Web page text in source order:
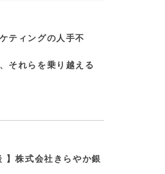
ティングの人手不
それらを乗り越える
】株式会社きらやか銀